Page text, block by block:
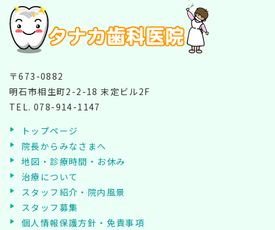
〒673-0882
明石市相生町2-2-18 末定ビル2F
TEL. 078-914-1147
トップページ
院長からみなさまへ
地図・診療時間・お休み
治療について
スタッフ紹介・院内風景
スタッフ募集
個人情報保護方針・免責事項